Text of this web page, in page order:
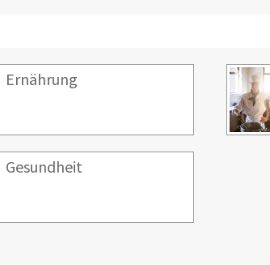
Ernährung
Gesundheit